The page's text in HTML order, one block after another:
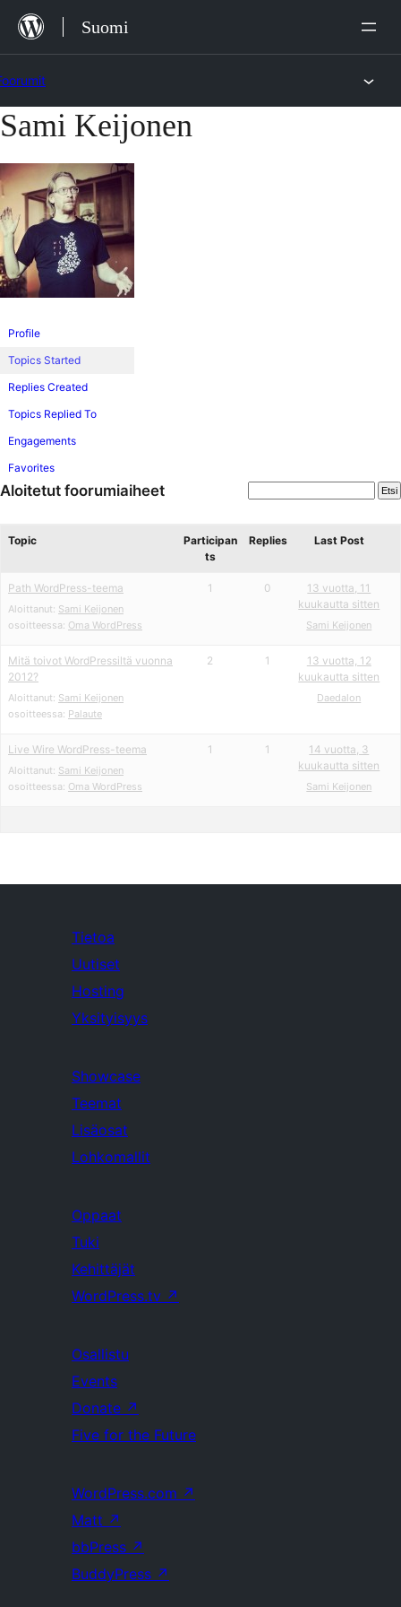
Siirry
sisältöön
Suomi
Skip
content
Sami Keijonen
Profile
Topics Started
Replies Created
Topics Replied To
Engagements
Favorites
Aloitetut foorumiaiheet
Topic
Participan
ts
Replies Last Post
Path WordPress-teema
Aloittanut: Sami Keijonen
osoitteessa: Oma WordPress
1 0
13 vuotta, 11
kuukautta sitten
Sami Keijonen
Mitä toivot WordPressiltä vuonna
2012?
Aloittanut: Sami Keijonen
osoitteessa: Palaute
2 1
13 vuotta, 12
kuukautta sitten
Daedalon
Live Wire WordPress-teema
Aloittanut: Sami Keijonen
osoitteessa: Oma WordPress
1 1
14 vuotta, 3
kuukautta sitten
Sami Keijonen
Tietoa
Uutiset
Hosting
Yksityisyys
Showcase
Teemat
Lisäosat
Lohkomallit
Oppaat
Tuki
Kehittäjät
WordPress.tv ↗
Osallistu
Events
Donate ↗
Five for the Future
WordPress.com ↗
Matt ↗
bbPress ↗
BuddyPress ↗